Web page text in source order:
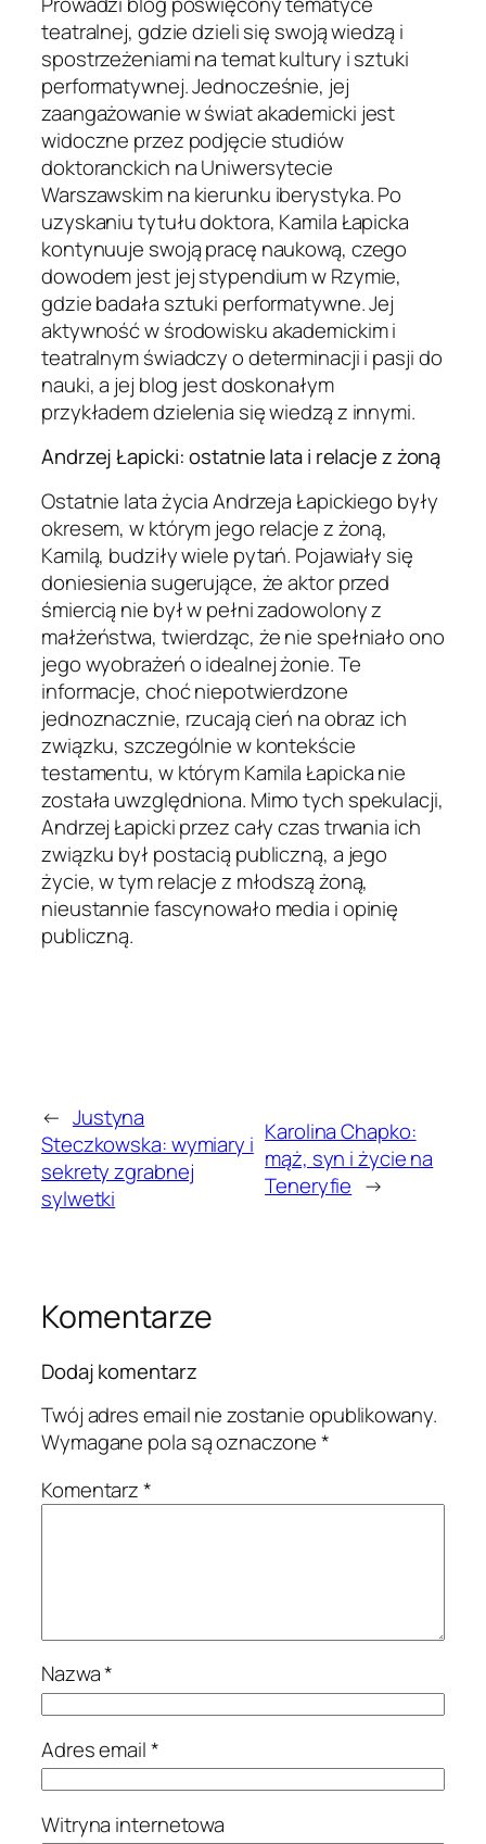
teatralnej, gdzie dzieli się swoją wiedzą i
spostrzeżeniami na temat kultury i sztuki
performatywnej. Jednocześnie, jej
zaangażowanie w świat akademicki jest
widoczne przez podjęcie studiów
doktoranckich na Uniwersytecie
Warszawskim na kierunku iberystyka. Po
uzyskaniu tytułu doktora, Kamila Łapicka
kontynuuje swoją pracę naukową, czego
dowodem jest jej stypendium w Rzymie,
gdzie badała sztuki performatywne. Jej
aktywność w środowisku akademickim i
teatralnym świadczy o determinacji i pasji do
nauki, a jej blog jest doskonałym
przykładem dzielenia się wiedzą z innymi.
Andrzej Łapicki: ostatnie lata i relacje z żoną
Ostatnie lata życia Andrzeja Łapickiego były
okresem, w którym jego relacje z żoną,
Kamilą, budziły wiele pytań. Pojawiały się
doniesienia sugerujące, że aktor przed
śmiercią nie był w pełni zadowolony z
małżeństwa, twierdząc, że nie spełniało ono
jego wyobrażeń o idealnej żonie. Te
informacje, choć niepotwierdzone
jednoznacznie, rzucają cień na obraz ich
związku, szczególnie w kontekście
testamentu, w którym Kamila Łapicka nie
została uwzględniona. Mimo tych spekulacji,
Andrzej Łapicki przez cały czas trwania ich
związku był postacią publiczną, a jego
życie, w tym relacje z młodszą żoną,
nieustannie fascynowało media i opinię
publiczną.
← Justyna
Steczkowska: wymiary i
sekrety zgrabnej
sylwetki
Karolina Chapko:
mąż, syn i życie na
Teneryfie →
Komentarze
Dodaj komentarz
Twój adres email nie zostanie opublikowany.
Wymagane pola są oznaczone*
Komentarz*
Nazwa*
Adres email*
Witryna internetowa